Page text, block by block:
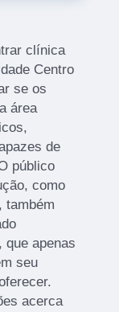
clínica
Centro
se os
área
de
público
como
também
que apenas
seu
acerca